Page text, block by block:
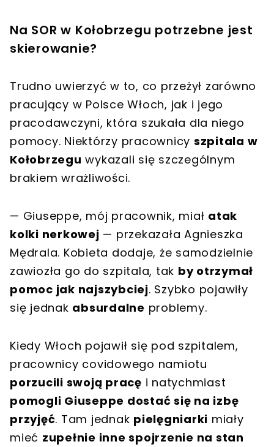
Na SOR w Kołobrzegu potrzebne jest
skierowanie?
Trudno uwierzyć w to, co przeżył zarówno
pracujący w Polsce Włoch, jak i jego
pracodawczyni, która szukała dla niego
pomocy. Niektórzy pracownicy szpitala w
Kołobrzegu wykazali się szczególnym
brakiem wrażliwości.
— Giuseppe, mój pracownik, miał atak
kolki nerkowej — przekazała Agnieszka
Mędrala. Kobieta dodaje, że samodzielnie
zawiozła go do szpitala, tak by otrzymał
pomoc jak najszybciej. Szybko pojawiły
się jednak absurdalne problemy.
Kiedy Włoch pojawił się pod szpitalem,
pracownicy covidowego namiotu
porzucili swoją pracę i natychmiast
pomogli Giuseppe dostać się na izbę
przyjęć. Tam jednak pielęgniarki miały
mieć zupełnie inne spojrzenie na stan